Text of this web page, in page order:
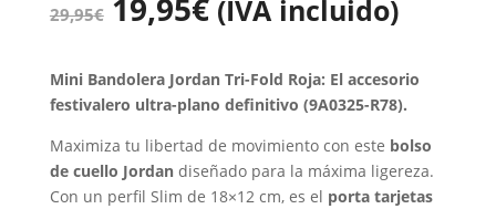
29,95€ 19,95€ (IVA incluido)
Mini Bandolera Jordan Tri-Fold Roja: El accesorio
festivalero ultra-plano definitivo (9A0325-R78).
Maximiza tu libertad de movimiento con este bolso
de cuello Jordandiseñado para la máxima ligereza.
Con un perfil Slim de 18×12 cm, es el porta tarjetas